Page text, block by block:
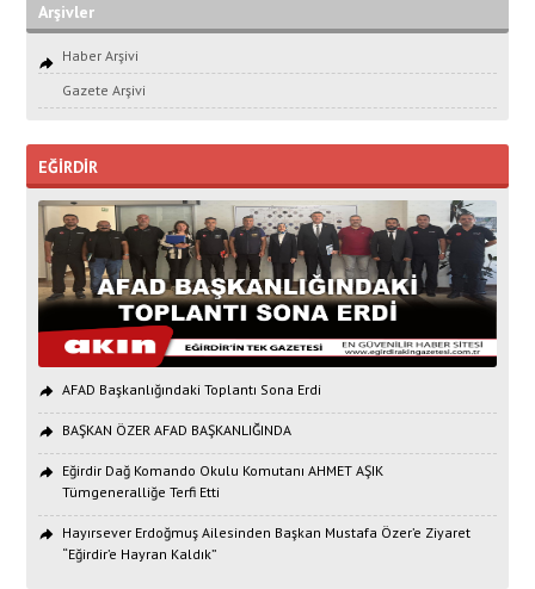
Arşivler
Haber Arşivi
Gazete Arşivi
EĞİRDİR
AFAD Başkanlığındaki Toplantı Sona Erdi
BAŞKAN ÖZER AFAD BAŞKANLIĞINDA
Eğirdir Dağ Komando Okulu Komutanı AHMET AŞIK
Tümgeneralliğe Terfi Etti
Hayırsever Erdoğmuş Ailesinden Başkan Mustafa Özer’e Ziyaret
“Eğirdir’e Hayran Kaldık”